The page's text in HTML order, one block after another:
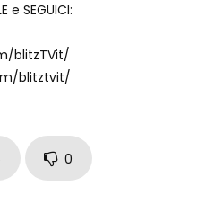
si scontrano in mare
e SEGUICI:
blitzTVit/
blitztvit/
0